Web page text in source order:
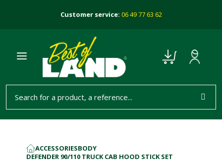
Customer service: 06 49 77 63 62
HOME
ACCESSORIESBODY
DEFENDER 90/110 TRUCK CAB HOOD STICK SET